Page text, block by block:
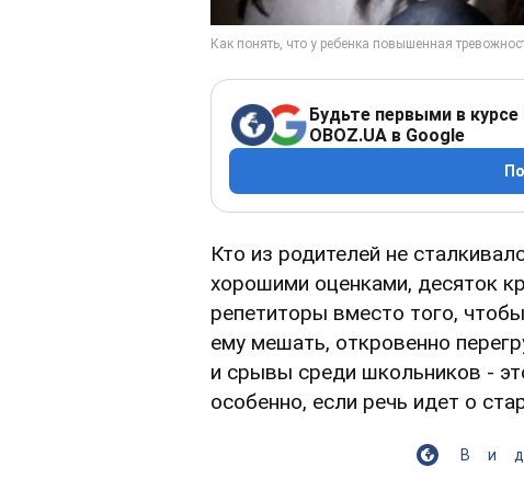
Будьте первыми в
OBOZ.UA в Google
Кто из родителей не
хорошими оценками, десяток
репетиторы вместо того,
ему мешать, откровенно
и срывы среди школьников -
особенно, если речь идет о